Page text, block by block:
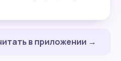
в приложении →